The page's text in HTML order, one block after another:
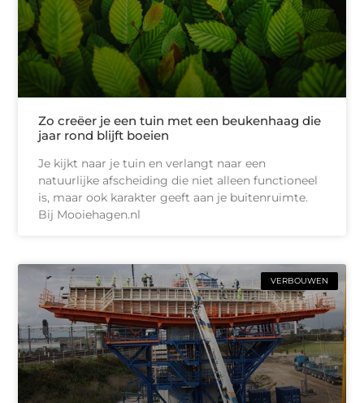
Zo creëer je een tuin met een beukenhaag die
jaar rond blijft boeien
Je kijkt naar je tuin en verlangt naar een
natuurlijke afscheiding die niet alleen functioneel
is, maar ook karakter geeft aan je buitenruimte.
Bij Mooiehagen.nl
VERBOUWEN